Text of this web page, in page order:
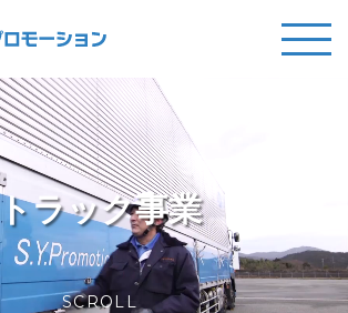
トラック事業
SCROLL